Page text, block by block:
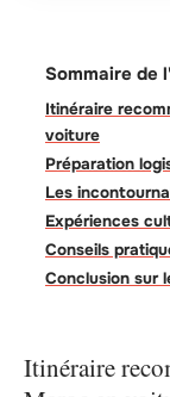
Sommaire de
Itinéraire
voiture
Préparation
Les
Expériences
Conseils
Conclusion sur
Itinéraire